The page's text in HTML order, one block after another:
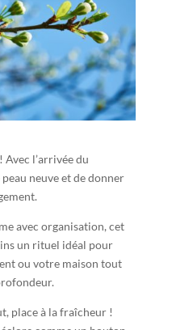
l’arrivée du
neuve et de donner
avec organisation, cet
un rituel idéal pour
ou votre maison tout
place à la fraîcheur !